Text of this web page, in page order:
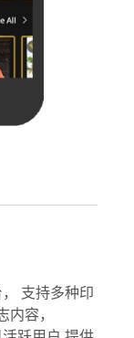
支持多种印
容，